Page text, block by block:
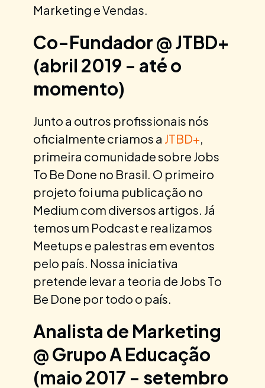
Marketing e Vendas.
Co-Fundador @ JTBD+
(abril 2019 - até o
momento)
Junto a outros profissionais nós
oficialmente criamos a JTBD+,
primeira comunidade sobre Jobs
To Be Done no Brasil. O primeiro
projeto foi uma publicação no
Medium com diversos artigos. Já
temos um Podcast e realizamos
Meetups e palestras em eventos
pelo país. Nossa iniciativa
pretende levar a teoria de Jobs To
Be Done por todo o país.
Analista de Marketing
@ Grupo A Educação
(maio 2017 - setembro